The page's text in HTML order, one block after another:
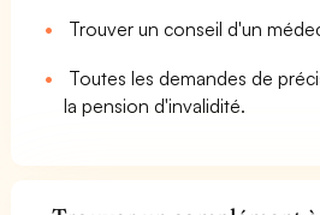
Trouver un conseil d'un
Toutes les demandes de
la pension d'invalidité.